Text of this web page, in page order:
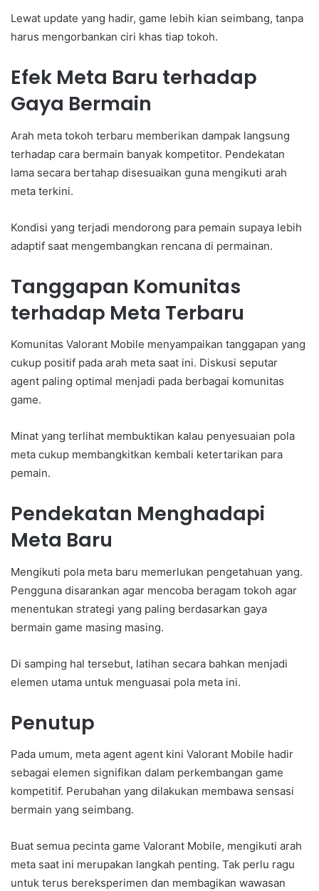
Lewat update yang hadir, game lebih kian seimbang, tanpa
harus mengorbankan ciri khas tiap tokoh.
Efek Meta Baru terhadap
Gaya Bermain
Arah meta tokoh terbaru memberikan dampak langsung
terhadap cara bermain banyak kompetitor. Pendekatan
lama secara bertahap disesuaikan guna mengikuti arah
meta terkini.
Kondisi yang terjadi mendorong para pemain supaya lebih
adaptif saat mengembangkan rencana di permainan.
Tanggapan Komunitas
terhadap Meta Terbaru
Komunitas Valorant Mobile menyampaikan tanggapan yang
cukup positif pada arah meta saat ini. Diskusi seputar
agent paling optimal menjadi pada berbagai komunitas
game.
Minat yang terlihat membuktikan kalau penyesuaian pola
meta cukup membangkitkan kembali ketertarikan para
pemain.
Pendekatan Menghadapi
Meta Baru
Mengikuti pola meta baru memerlukan pengetahuan yang.
Pengguna disarankan agar mencoba beragam tokoh agar
menentukan strategi yang paling berdasarkan gaya
bermain game masing masing.
Di samping hal tersebut, latihan secara bahkan menjadi
elemen utama untuk menguasai pola meta ini.
Penutup
Pada umum, meta agent agent kini Valorant Mobile hadir
sebagai elemen signifikan dalam perkembangan game
kompetitif. Perubahan yang dilakukan membawa sensasi
bermain yang seimbang.
Buat semua pecinta game Valorant Mobile, mengikuti arah
meta saat ini merupakan langkah penting. Tak perlu ragu
untuk terus bereksperimen dan membagikan wawasan